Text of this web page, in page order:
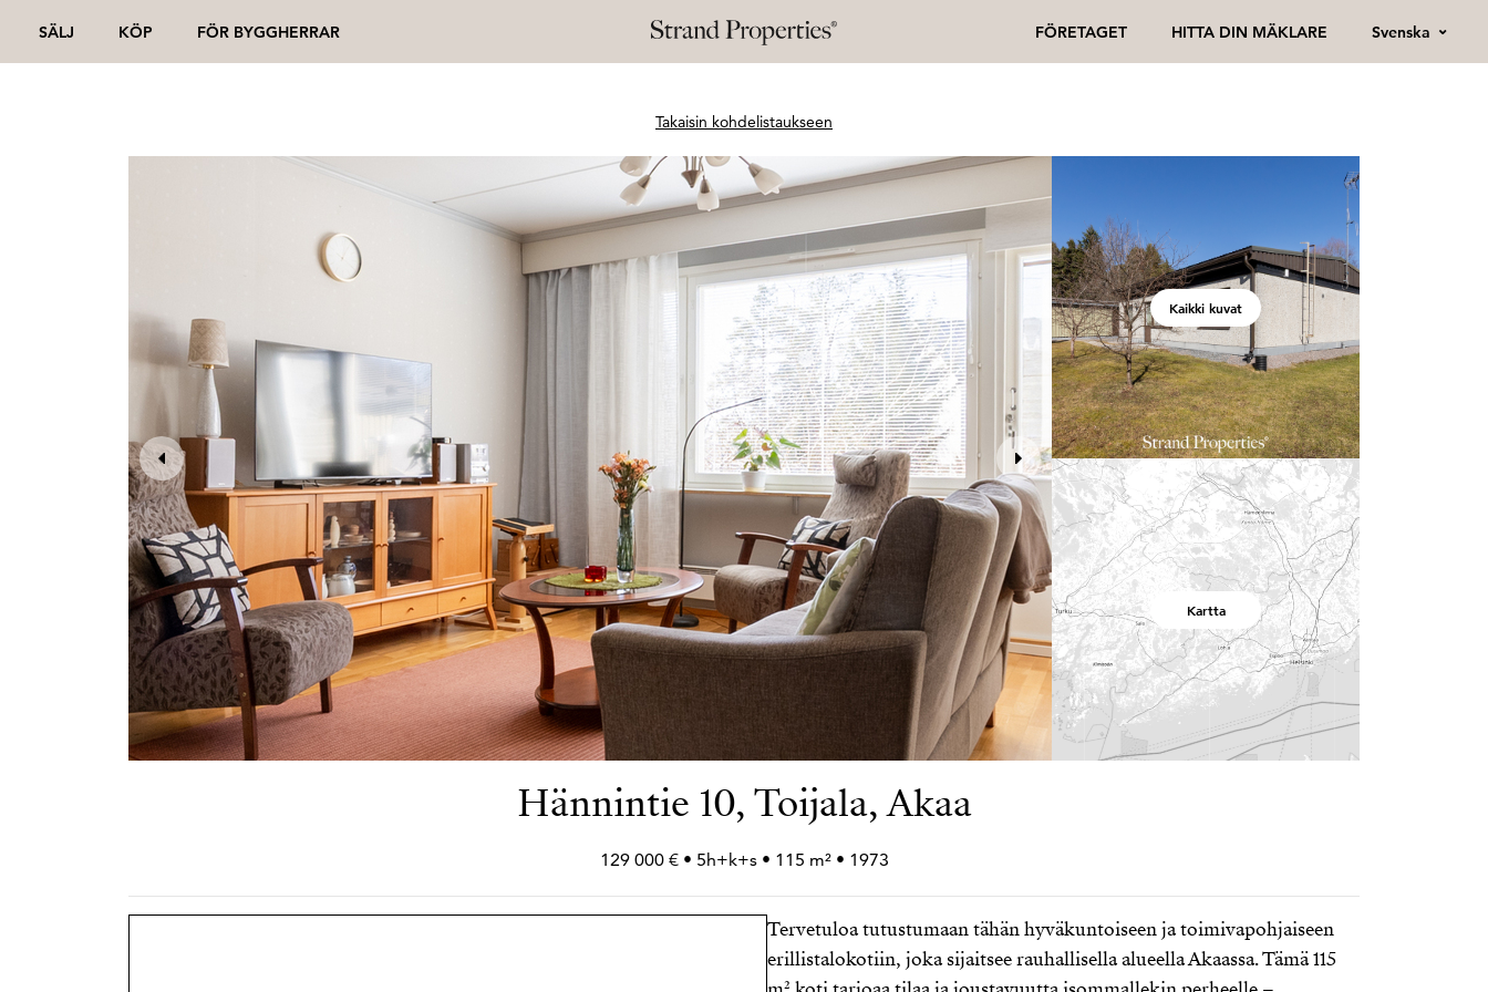
SÄLJ KÖP FÖR BYGGHERRAR FÖRETAGET HITTA DIN MÄKLARE Svenska
Takaisin kohdelistaukseen
Kaikki kuvat
Kartta
Hännintie 10, Toijala, Akaa
129 000 € • 5h+k+s • 115 m² • 1973
Tervetuloa tutustumaan tähän hyväkuntoiseen ja toimivapohjaiseen
erillistalokotiin, joka sijaitsee rauhallisella alueella Akaassa. Tämä 115